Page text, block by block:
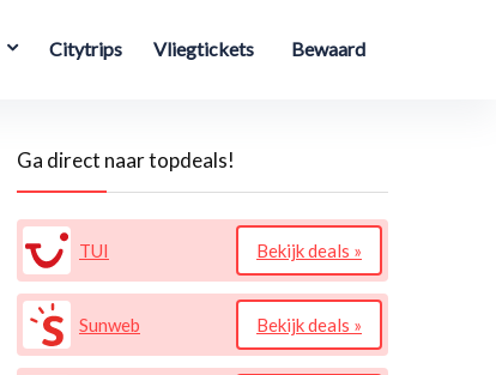
Citytrips Vliegtickets Bewaard
Ga direct naar topdeals!
TUI Bekijk deals »
Sunweb Bekijk deals »